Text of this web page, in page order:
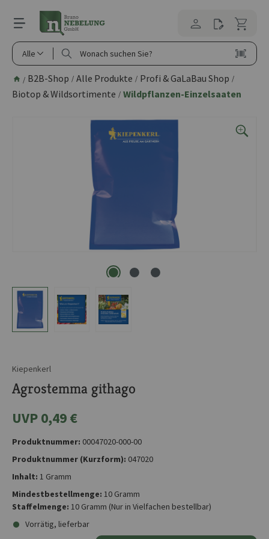
springen
Alle
/ B2B-Shop / Alle Produkte / Profi & GaLaBau Shop /
Biotop & Wildsortimente / Wildpflanzen-Einzelsaaten
Kiepenkerl
Agrostemma githago
UVP 0,49 €
Produktnummer: 00047020-000-00
Produktnummer (Kurzform): 047020
Inhalt: 1 Gramm
Mindestbestellmenge: 10 Gramm
Staffelmenge: 10 Gramm (Nur in Vielfachen bestellbar)
Vorrätig, lieferbar